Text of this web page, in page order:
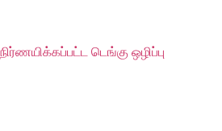
டெங்கு ஒழிப்பு